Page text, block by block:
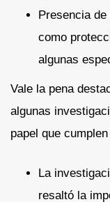
Presencia
como
algunas
Vale la pena
algunas
papel que
La
resaltó la